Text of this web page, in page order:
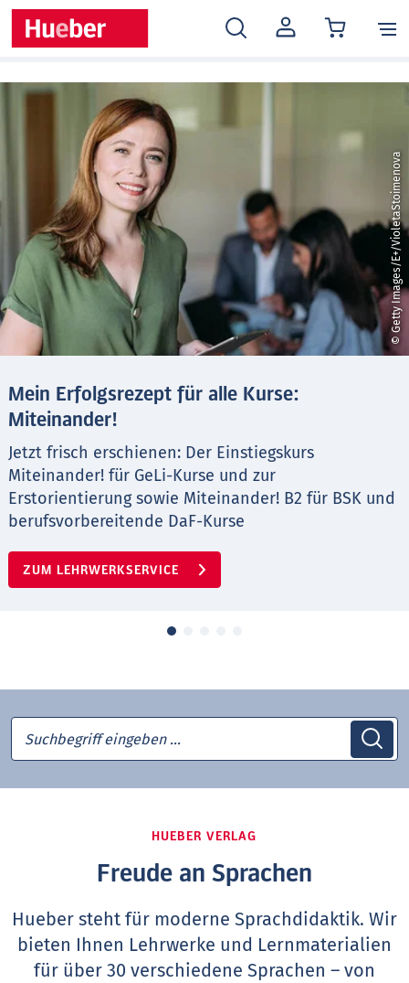
MEIN
KONTO
© Getty Images/E+/VioletaStoimenova
Mein Erfolgsrezept für alle Kurse:
Miteinander!
Jetzt frisch erschienen: Der Einstiegskurs
Miteinander! für GeLi-Kurse und zur
Erstorientierung sowie Miteinander! B2 für BSK und
berufsvorbereitende DaF-Kurse
ZUM LEHRWERKSERVICE
Suchbegriff eingeben …
HUEBER VERLAG
Freude an Sprachen
Hueber steht für moderne Sprachdidaktik. Wir
bieten Ihnen Lehrwerke und Lernmaterialien
für über 30 verschiedene Sprachen – von